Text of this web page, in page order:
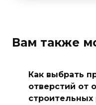
Вам также
Как выбрать
отверстий от
строительных